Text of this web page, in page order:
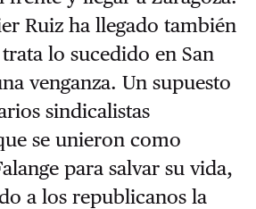
Ruiz ha llegado también
lo sucedido en San
venganza. Un supuesto
sindicalistas
se unieron como
para salvar su vida,
a los republicanos la